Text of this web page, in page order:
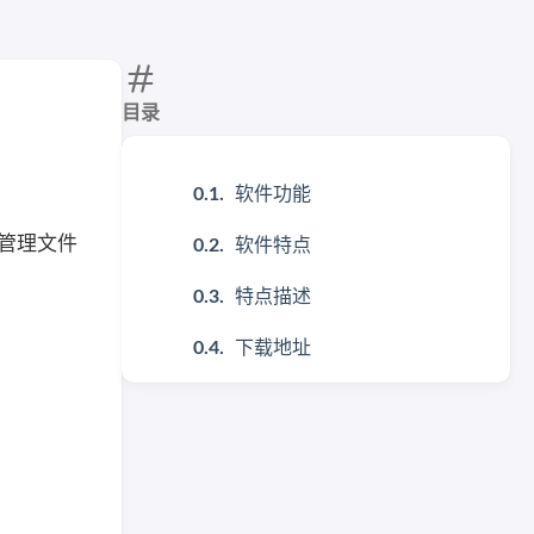
目录
软件功能
软件特点
特点描述
下载地址
理文件